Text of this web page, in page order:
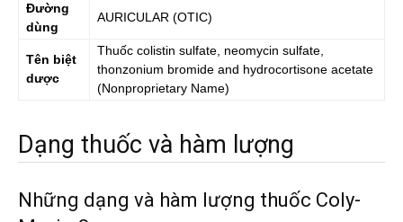
Đường
dùng
AURICULAR (OTIC)
Tên biệt
dược
Thuốc colistin sulfate, neomycin sulfate,
thonzonium bromide and hydrocortisone acetate
(Nonproprietary Name)
Dạng thuốc và hàm lượng
Những dạng và hàm lượng thuốc Coly-